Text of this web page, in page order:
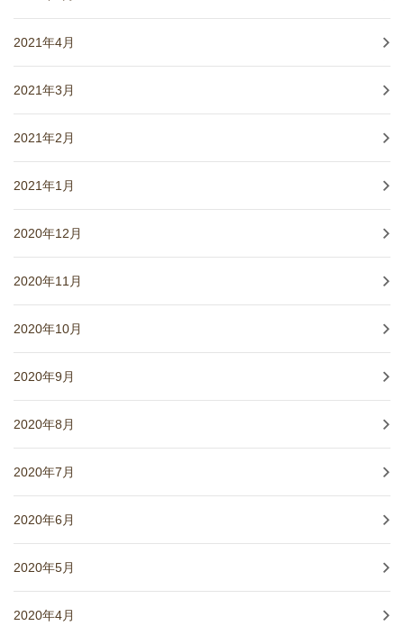
2021年4月
2021年3月
2021年2月
2021年1月
2020年12月
2020年11月
2020年10月
2020年9月
2020年8月
2020年7月
2020年6月
2020年5月
2020年4月